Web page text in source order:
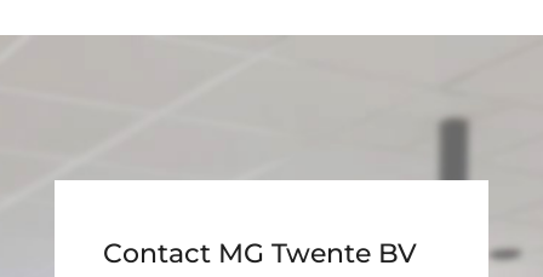
Contact MG Twente BV